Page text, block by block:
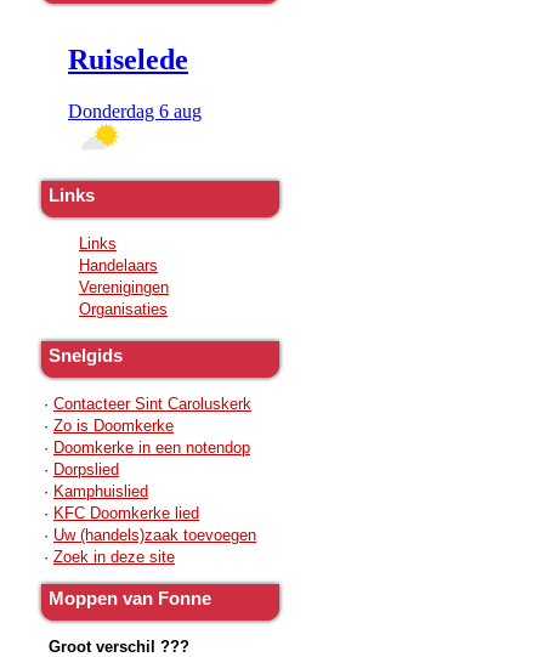
Links
Links
Handelaars
Verenigingen
Organisaties
Snelgids
· Contacteer Sint Caroluskerk
· Zo is Doomkerke
· Doomkerke in een notendop
· Dorpslied
· Kamphuislied
· KFC Doomkerke lied
· Uw (handels)zaak toevoegen
· Zoek in deze site
Moppen van Fonne
Groot verschil ???